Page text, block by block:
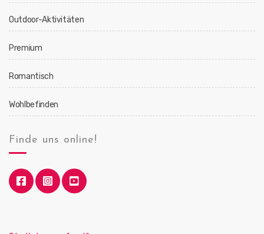
Outdoor-Aktivitäten
Premium
Romantisch
Wohlbefinden
Finde uns online!